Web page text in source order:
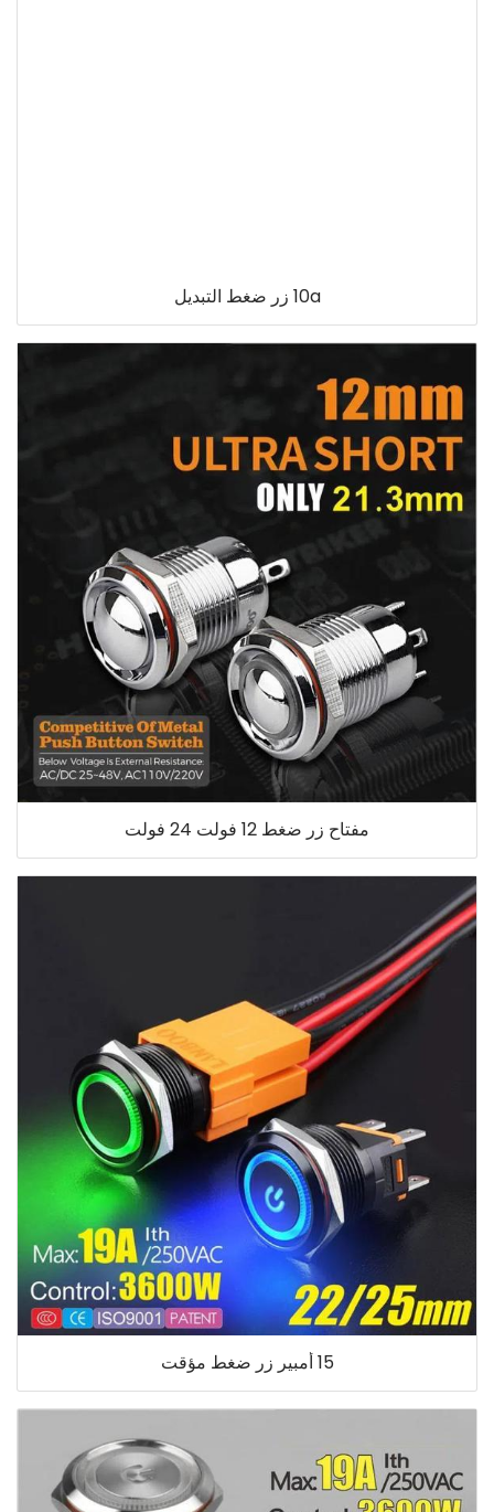
10a زر ضغط التبديل
مفتاح زر ضغط 12 فولت 24 فولت
15 أمبير زر ضغط مؤقت